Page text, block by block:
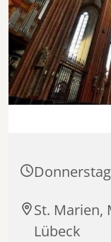
St. Marien,
Lübeck